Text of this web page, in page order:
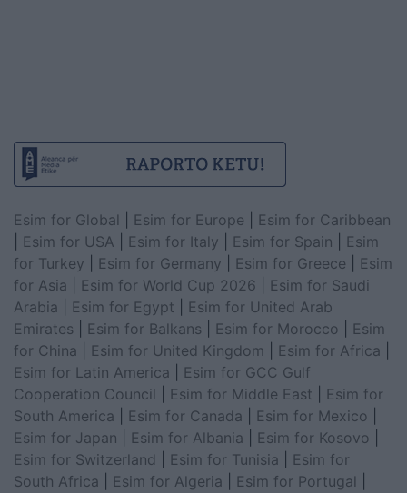
Esim for Global Esim for Europe
Esim for Caribbean
Esim for USA Esim for Italy Esim for Spain
Esim
for Turkey
Esim for Germany Esim for Greece
Esim
for Asia
Esim for World Cup 2026
Esim for Saudi
Arabia
Esim for Egypt
Esim for United Arab
Emirates
Esim for Balkans Esim for Morocco
Esim
for China
Esim for United Kingdom Esim for Africa
Esim for Latin America
Esim for GCC Gulf
Cooperation Council
Esim for Middle East
Esim for
South America
Esim for Canada Esim for Mexico
Esim for Japan
Esim for Albania Esim for Kosovo
Esim for Switzerland
Esim for Tunisia
Esim for
South Africa
Esim for Algeria Esim for Portugal